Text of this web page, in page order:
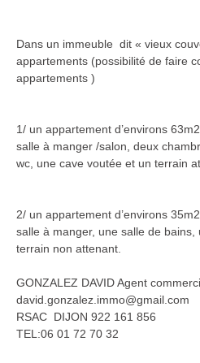
Dans un immeuble dit « vieux
appartements (possibilité de faire
appartements )
1/ un appartement d’environs
salle à manger /salon, deux
wc, une cave voutée et un terrain
2/ un appartement d’environs
salle à manger, une salle de
terrain non attenant.
GONZALEZ DAVID Agent
david.gonzalez.immo@gmail.com
RSAC DIJON 922 161 856
TEL:06 01 72 70 32